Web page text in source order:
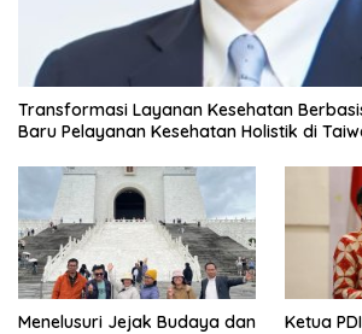
Transformasi Layanan Kesehatan
Baru Pelayanan Kesehatan Holistik di
Menelusuri Jejak Budaya dan
Ketua